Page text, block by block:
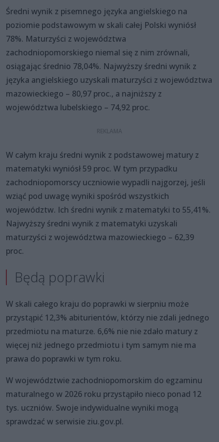
Średni wynik z pisemnego języka angielskiego na
poziomie podstawowym w skali całej Polski wyniósł
78%. Maturzyści z województwa
zachodniopomorskiego niemal się z nim zrównali,
osiągając średnio 78,04%. Najwyższy średni wynik z
języka angielskiego uzyskali maturzyści z województwa
mazowieckiego – 80,97 proc., a najniższy z
województwa lubelskiego – 74,92 proc.
W całym kraju średni wynik z podstawowej matury z
matematyki wyniósł 59 proc. W tym przypadku
zachodniopomorscy uczniowie wypadli najgorzej, jeśli
wziąć pod uwagę wyniki spośród wszystkich
województw. Ich średni wynik z matematyki to 55,41%.
Najwyższy średni wynik z matematyki uzyskali
maturzyści z województwa mazowieckiego – 62,39
proc.
Będą poprawki
W skali całego kraju do poprawki w sierpniu może
przystąpić 12,3% abiturientów, którzy nie zdali jednego
przedmiotu na maturze. 6,6% nie nie zdało matury z
więcej niż jednego przedmiotu i tym samym nie ma
prawa do poprawki w tym roku.
W województwie zachodniopomorskim do egzaminu
maturalnego w 2026 roku przystąpiło nieco ponad 12
tys. uczniów. Swoje indywidualne wyniki mogą
sprawdzać w serwisie ziu.gov.pl.